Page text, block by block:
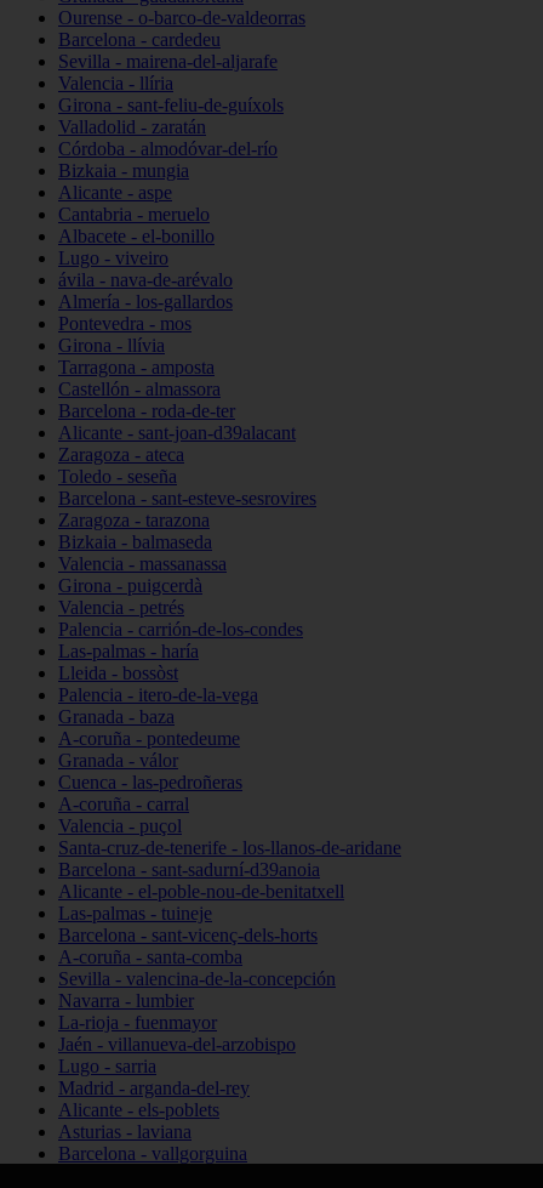
Ourense - o-barco-de-valdeorras
Barcelona - cardedeu
Sevilla - mairena-del-aljarafe
Valencia - llíria
Girona - sant-feliu-de-guíxols
Valladolid - zaratán
Córdoba - almodóvar-del-río
Bizkaia - mungia
Alicante - aspe
Cantabria - meruelo
Albacete - el-bonillo
Lugo - viveiro
ávila - nava-de-arévalo
Almería - los-gallardos
Pontevedra - mos
Girona - llívia
Tarragona - amposta
Castellón - almassora
Barcelona - roda-de-ter
Alicante - sant-joan-d39alacant
Zaragoza - ateca
Toledo - seseña
Barcelona - sant-esteve-sesrovires
Zaragoza - tarazona
Bizkaia - balmaseda
Valencia - massanassa
Girona - puigcerdà
Valencia - petrés
Palencia - carrión-de-los-condes
Las-palmas - haría
Lleida - bossòst
Palencia - itero-de-la-vega
Granada - baza
A-coruña - pontedeume
Granada - válor
Cuenca - las-pedroñeras
A-coruña - carral
Valencia - puçol
Santa-cruz-de-tenerife - los-llanos-de-aridane
Barcelona - sant-sadurní-d39anoia
Alicante - el-poble-nou-de-benitatxell
Las-palmas - tuineje
Barcelona - sant-vicenç-dels-horts
A-coruña - santa-comba
Sevilla - valencina-de-la-concepción
Navarra - lumbier
La-rioja - fuenmayor
Jaén - villanueva-del-arzobispo
Lugo - sarria
Madrid - arganda-del-rey
Alicante - els-poblets
Asturias - laviana
Barcelona - vallgorguina